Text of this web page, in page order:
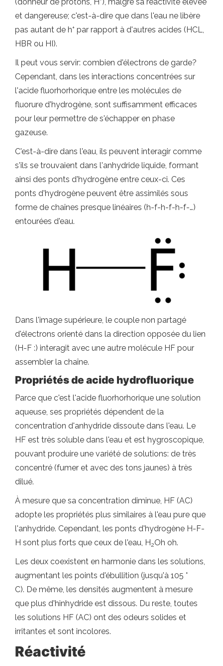
et dangereuse; c'est-à-dire que dans l'eau ne libère
pas autant de h+ par rapport à d'autres acides (HCL,
HBR ou HI).
Il peut vous servir: combien d'électrons de garde?
Cependant, dans les interactions concentrées sur
l'acide fluorhorhorique entre les molécules de
fluorure d'hydrogène, sont suffisamment efficaces
pour leur permettre de s'échapper en phase
gazeuse.
C'est-à-dire dans l'eau, ils peuvent interagir comme
s'ils se trouvaient dans l'anhydride liquide, formant
ainsi des ponts d'hydrogène entre ceux-ci. Ces
ponts d'hydrogène peuvent être assimilés sous
forme de chaînes presque linéaires (h-f-h-f-h-f-…)
entourées d'eau.
Dans l'image supérieure, le couple non partagé
d'électrons orienté dans la direction opposée du lien
(H-F :) interagit avec une autre molécule HF pour
assembler la chaîne.
Propriétés de acide hydrofluorique
Parce que c'est l'acide fluorhorhorique une solution
aqueuse, ses propriétés dépendent de la
concentration d'anhydride dissoute dans l'eau. Le
HF est très soluble dans l'eau et est hygroscopique,
pouvant produire une variété de solutions: de très
concentré (fumer et avec des tons jaunes) à très
dilué.
À mesure que sa concentration diminue, HF (AC)
adopte les propriétés plus similaires à l'eau pure que
l'anhydride. Cependant, les ponts d'hydrogène H-F-
H sont plus forts que ceux de l'eau, H2Oh oh.
Les deux coexistent en harmonie dans les solutions,
augmentant les points d'ébullition (jusqu'à 105 °
C). De même, les densités augmentent à mesure
que plus d'hinhydride est dissous. Du reste, toutes
les solutions HF (AC) ont des odeurs solides et
irritantes et sont incolores.
Réactivité